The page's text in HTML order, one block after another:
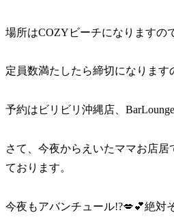
場所はCOZYビーチになりますの
定員数満たしたら締切になります
予約はビリビリ沖縄店、
さて、今夜からえいたママお店
ております。
今夜もアバンチュール!?💋💕絶対